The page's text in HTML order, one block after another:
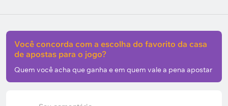
Você concorda com a escolha do favorito da casa
de apostas para o jogo?
Quem você acha que ganha e em quem vale a pena apostar